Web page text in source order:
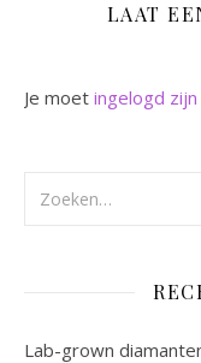
LAAT
Je moet ingelogd
Lab-grown